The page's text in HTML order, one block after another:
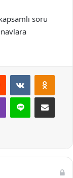
soru
Reddit VKontakte
Viber Line E-Posta ile